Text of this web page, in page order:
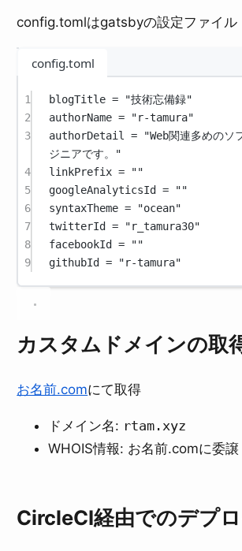
config.tomlはgatsbyの設定ファイル
config.toml
1 blogTitle =
"技術忘備録"
2
authorName =
"r-tamura"
3
authorDetail =
"Web関連多めのソ
ジニアです。"
4
linkPrefix =
""
5
googleAnalyticsId =
""
6
syntaxTheme =
"ocean"
7
twitterId =
"r_tamura30"
8
facebookId =
""
9
githubId = "r-tamura"
カスタムドメインの取
お名前.comにて取得
ドメイン名: rtam.xyz
WHOIS情報: お名前.comに委譲
CircleCI経由でのデプ